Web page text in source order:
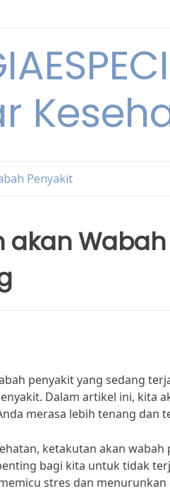
Penyakit
Wabah
penyakit yang sedang
Dalam artikel ini, kita
merasa lebih tenang dan
ketakutan akan
bagi kita untuk tidak
stres dan